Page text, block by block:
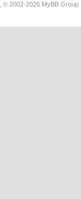
, © 2002-2026 MyBB Group